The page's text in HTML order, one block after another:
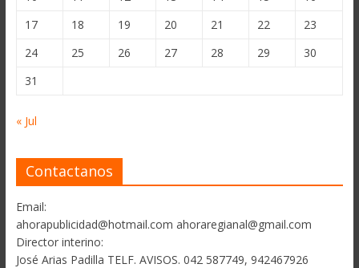
17
18 19 20 21 22
23
24
25 26 27 28 29
30
31
« Jul
Contactanos
Email:
ahorapublicidad@hotmail.com ahoraregianal@gmail.com
Director interino:
José Arias Padilla TELF. AVISOS. 042 587749, 942467926